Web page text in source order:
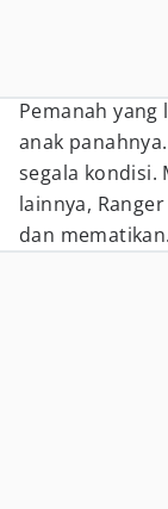
Pemanah
anak
segala kondisi.
lainnya,
dan mematikan.